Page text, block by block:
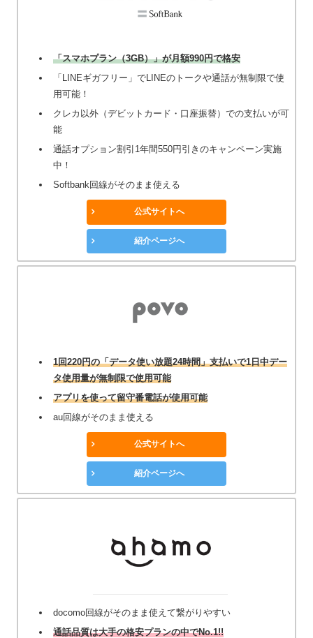
「スマホプラン（3GB）」が月額990円で格安
「LINEギガフリー」でLINEのトークや通話が無制限で使
用可能！
クレカ以外（デビットカード・口座振替）での支払いが可
能
通話オプション割引1年間550円引きのキャンペーン実施
中！
Softbank回線がそのまま使える
公式サイトへ
紹介ページへ
1回220円の「データ使い放題24時間」支払いで1日中デー
タ使用量が無制限で使用可能
アプリを使って留守番電話が使用可能
au回線がそのまま使える
公式サイトへ
紹介ページへ
docomo回線がそのまま使えて繋がりやすい
通話品質は大手の格安プランの中でNo.1!!